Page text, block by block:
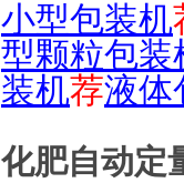
小型包装机
型颗粒包装
装机荐液体
化肥自动定